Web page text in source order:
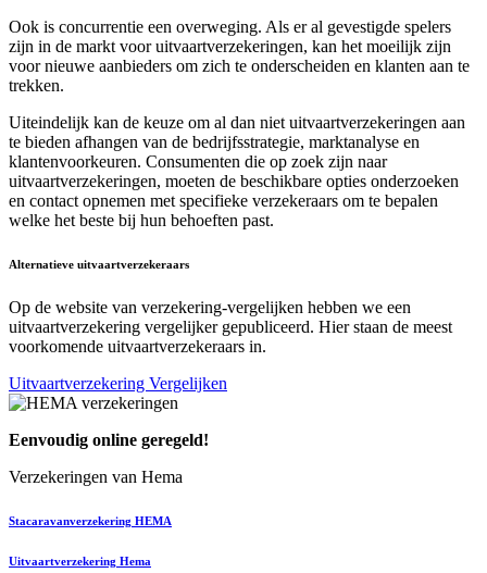
Ook is concurrentie een overweging. Als er al gevestigde spelers
zijn in de markt voor uitvaartverzekeringen, kan het moeilijk zijn
voor nieuwe aanbieders om zich te onderscheiden en klanten aan te
trekken.
Uiteindelijk kan de keuze om al dan niet uitvaartverzekeringen aan
te bieden afhangen van de bedrijfsstrategie, marktanalyse en
klantenvoorkeuren. Consumenten die op zoek zijn naar
uitvaartverzekeringen, moeten de beschikbare opties onderzoeken
en contact opnemen met specifieke verzekeraars om te bepalen
welke het beste bij hun behoeften past.
Alternatieve uitvaartverzekeraars
Op de website van verzekering-vergelijken hebben we een
uitvaartverzekering vergelijker gepubliceerd. Hier staan de meest
voorkomende uitvaartverzekeraars in.
Uitvaartverzekering Vergelijken
Eenvoudig online geregeld!
Verzekeringen van Hema
Stacaravanverzekering HEMA
Uitvaartverzekering Hema